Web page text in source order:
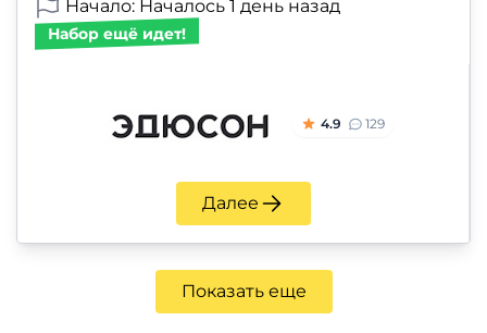
Начало: Началось 1 день назад
Набор ещё идет!
4.9 129
Далее
Показать еще